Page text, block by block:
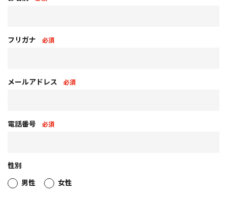
フリガナ 必須
メールアドレス 必須
電話番号 必須
性別
男性
女性